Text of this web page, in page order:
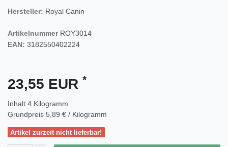
Hersteller: Royal Canin
Artikelnummer ROY3014
EAN: 3182550402224
23,55 EUR *
Inhalt 4 Kilogramm
Grundpreis 5,89 € / Kilogramm
Artikel zurzeit nicht lieferbar!